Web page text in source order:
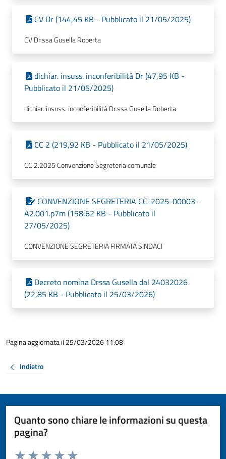
CV Dr (144,45 KB - Pubblicato il 21/05/2025)
CV Dr.ssa Gusella Roberta
dichiar. insuss. inconferibilità Dr (47,95 KB -
Pubblicato il 21/05/2025)
dichiar. insuss. inconferibilità Dr.ssa Gusella Roberta
CC 2 (219,92 KB - Pubblicato il 21/05/2025)
CC 2.2025 Convenzione Segreteria comunale
CONVENZIONE SEGRETERIA CC-2025-00003-
A2.001.p7m (158,62 KB - Pubblicato il
27/05/2025)
CONVENZIONE SEGRETERIA FIRMATA SINDACI
Decreto nomina Drssa Gusella dal 24032026
(22,85 KB - Pubblicato il 25/03/2026)
Pagina aggiornata il 25/03/2026 11:08
Indietro
Quanto sono chiare le informazioni su questa
pagina?
Valuta da 1 a 5 stelle la pagina